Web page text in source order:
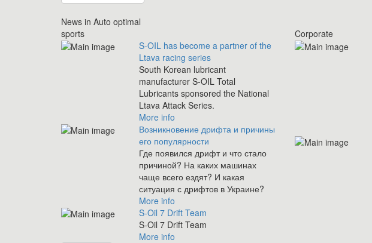
News in Auto optimal
sports
S-OIL has become a partner of the
Ltava racing series
South Korean lubricant
manufacturer S-OIL Total
Lubricants sponsored the National
Ltava Attack Series.
More info
Возникновение дрифта и причины
его популярности
Где появился дрифт и что стало
причиной? На каких машинах
чаще всего ездят? И какая
ситуация с дрифтов в Украине?
More info
S-Oil 7 Drift Team
S-Oil 7 Drift Team
More info
Corporate